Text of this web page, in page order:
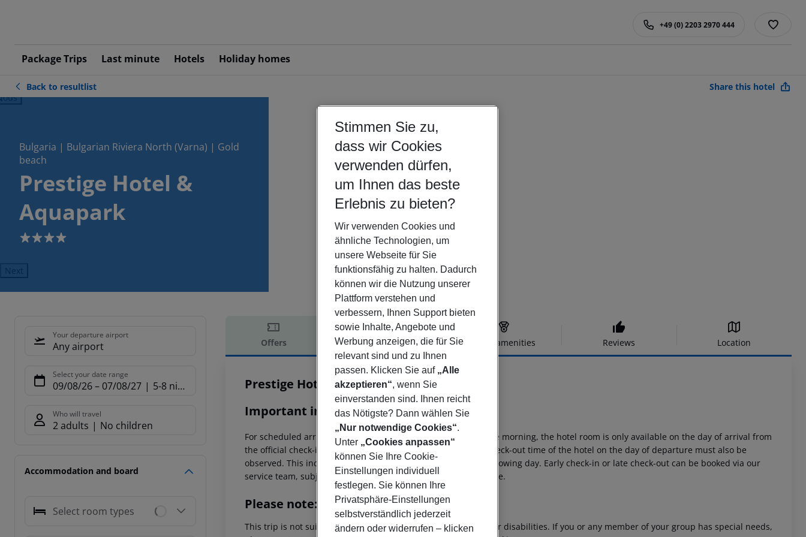
Package Trips Last minute Hotels Holiday homes
+49 (0) 2203 2970 444
Back to resultlist Share this hotel
Bulgaria | Bulgarian Riviera North (Varna) | Gold
beach
Prestige Hotel &
Aquapark
4
Next
Your departure airport
Any airport
Select your date range
09/08/26– 07/08/27 5-8 nights
Who will travel
2 adults No children
Accommodation and board
Select room types
Offers Offer description Hotel amenities Reviews Location
Offer description
Prestige Hotel & Aquapark
4
Important info
For scheduled arrivals in the destination area from 04:00 in the morning, the hotel room is only available on the day of arrival from
the official check-in time of the respective hotel. The official check-out time of the hotel on the day of departure must also be
observed. This includes return flights until 3.00 a.m. on the following day. Early check-in or late check-out can be booked via our
service team, subject to availability and for an additional charge.
Please note:
This trip is not suitable for passengers with reduced mobility or disabilities. If you or any member of your group has special needs,
Stimmen Sie zu,
dass wir Cookies
verwenden dürfen,
um Ihnen das beste
Erlebnis zu bieten?
Wir verwenden Cookies und
ähnliche Technologien, um
unsere Webseite für Sie
funktionsfähig zu halten. Dadurch
können wir die Nutzung unserer
Plattform verstehen und
verbessern, Ihnen Support bieten
sowie Inhalte, Angebote und
Werbung anzeigen, die für Sie
relevant sind und zu Ihnen
passen. Klicken Sie auf „Alle
akzeptieren“, wenn Sie
einverstanden sind. Ihnen reicht
das Nötigste? Dann wählen Sie
„Nur notwendige Cookies“.
Unter „Cookies anpassen“
können Sie Ihre Cookie-
Einstellungen individuell
festlegen. Sie können Ihre
Privatsphäre-Einstellungen
selbstverständlich jederzeit
ändern oder widerrufen – klicken